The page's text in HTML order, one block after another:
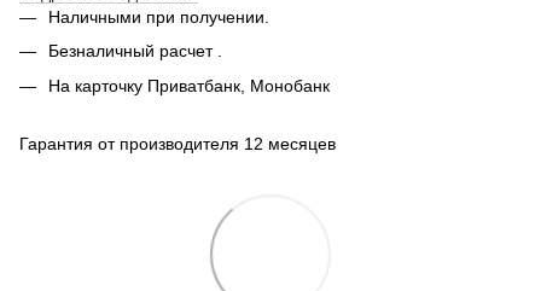
Наличными при получении.
Безналичный расчет .
На карточку Приватбанк, Монобанк
Гарантия от производителя 12 месяцев